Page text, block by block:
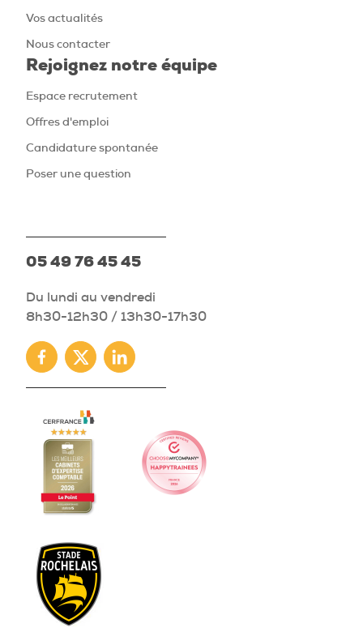
Vos actualités
Nous contacter
Rejoignez notre équipe
Espace recrutement
Offres d'emploi
Candidature spontanée
Poser une question
05 49 76 45 45
Du lundi au vendredi
8h30-12h30 / 13h30-17h30
Facebook
TwitterLinkedin